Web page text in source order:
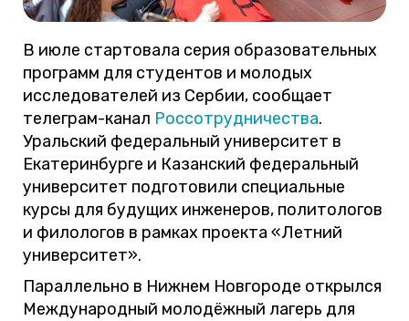
В июле стартовала серия образовательных
программ для студентов и молодых
исследователей из Сербии, сообщает
телеграм-канал Россотрудничества.
Уральский федеральный университет в
Екатеринбурге и Казанский федеральный
университет подготовили специальные
курсы для будущих инженеров, политологов
и филологов в рамках проекта «Летний
университет».
Параллельно в Нижнем Новгороде открылся
Международный молодёжный лагерь для